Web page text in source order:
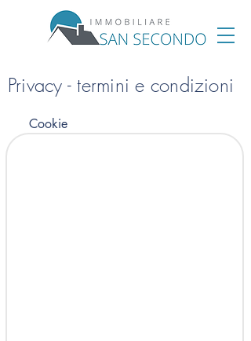
Privacy - termini e condizioni
Cookie